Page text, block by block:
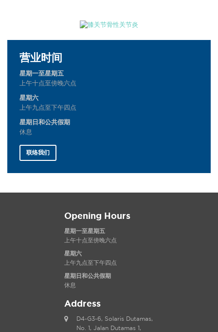
营业时间
星期一至星期五
上午十点至傍晚六点
星期六
上午九点至下午四点
星期日和公共假期
休息
联络我们
Opening Hours
星期一至星期五
上午十点至傍晚六点
星期六
上午九点至下午四点
星期日和公共假期
休息
Address
D4-G3-6, Solaris Dutamas,
No. 1, Jalan Dutamas 1,